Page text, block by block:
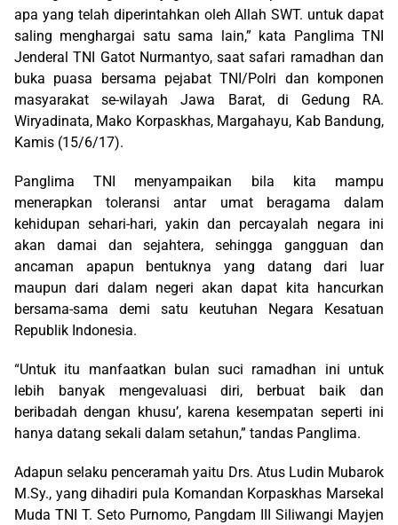
apa yang telah diperintahkan oleh Allah SWT. untuk dapat
saling menghargai satu sama lain,” kata Panglima TNI
Jenderal TNI Gatot Nurmantyo, saat safari ramadhan dan
buka puasa bersama pejabat TNI/Polri dan komponen
masyarakat se-wilayah Jawa Barat, di Gedung RA.
Wiryadinata, Mako Korpaskhas, Margahayu, Kab Bandung,
Kamis (15/6/17).
Panglima TNI menyampaikan bila kita mampu
menerapkan toleransi antar umat beragama dalam
kehidupan sehari-hari, yakin dan percayalah negara ini
akan damai dan sejahtera, sehingga gangguan dan
ancaman apapun bentuknya yang datang dari luar
maupun dari dalam negeri akan dapat kita hancurkan
bersama-sama demi satu keutuhan Negara Kesatuan
Republik Indonesia.
“Untuk itu manfaatkan bulan suci ramadhan ini untuk
lebih banyak mengevaluasi diri, berbuat baik dan
beribadah dengan khusu’, karena kesempatan seperti ini
hanya datang sekali dalam setahun,” tandas Panglima.
Adapun selaku penceramah yaitu Drs. Atus Ludin Mubarok
M.Sy., yang dihadiri pula Komandan Korpaskhas Marsekal
Muda TNI T. Seto Purnomo, Pangdam III Siliwangi Mayjen